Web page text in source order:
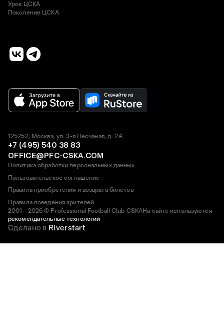
Урок ЦСКА
Поколение ЦСКА
2001—2026 © Professional Football Club CSKAНа сайте используются
рекомендательные технологии
125252, Москва, ул. 3-я Песчаная, д. 2А
+7 (495) 540 38 83
OFFICE@PFC-CSKA.COM
Политика обработки персональных данных
Пользовательское соглашение
Правила приобретения и возврата билетов
Правила поведения зрителей
Сделано в Riverstart